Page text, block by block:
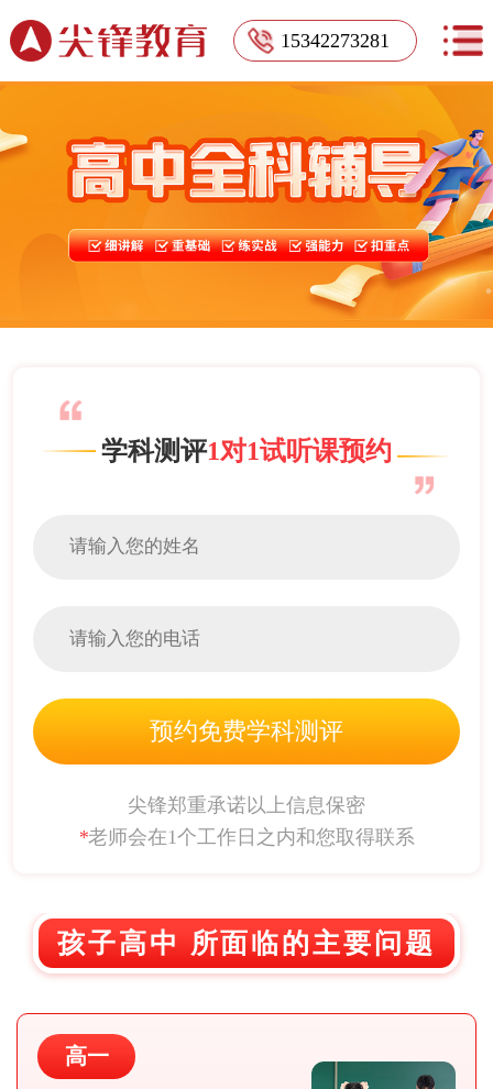
15342273281
学科测评1对1试听课预约
预约免费学科测评
尖锋郑重承诺以上信息保密
*老师会在1个工作日之内和您取得联系
孩子高中 所面临的主要问题
高一